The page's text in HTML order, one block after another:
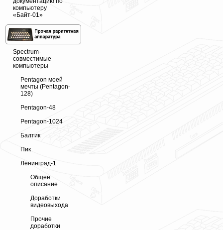
компьютеру
«Байт-01»
Spectrum-
совместимые
компьютеры
Pentagon моей
мечты (Pentagon-
128)
Pentagon-48
Pentagon-1024
Балтик
Пик
Ленинград-1
Общее
описание
Доработки
видеовыхода
Прочие
доработки